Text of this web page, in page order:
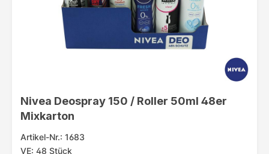
Nivea Deospray 150 / Roller 50ml 48er
Mixkarton
Artikel-Nr.: 1683
VE: 48 Stück